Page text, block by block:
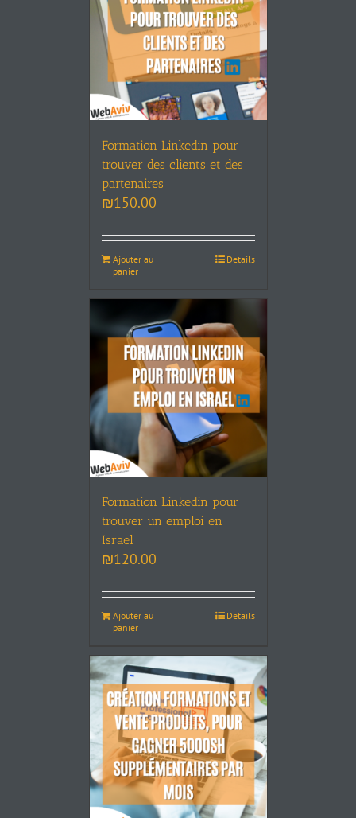
Formation Linkedin pour
trouver des clients et des
partenaires
₪150.00
Ajouter au
panier
Details
Formation Linkedin pour
trouver un emploi en
Israel
₪120.00
Ajouter au
panier
Details